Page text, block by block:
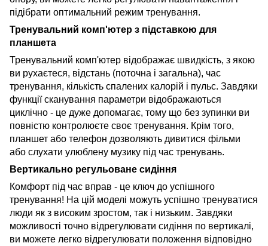
підібрати оптимальний режим тренування.
Тренувальний комп'ютер з підставкою для
планшета
Тренувальний комп'ютер відображає швидкість, з якою
ви рухаєтеся, відстань (поточна і загальна), час
тренування, кількість спалених калорій і пульс. Завдяки
функції сканування параметри відображаються
циклічно - це дуже допомагає, тому що без зупинки ви
повністю контролюєте своє тренування. Крім того,
планшет або телефон дозволяють дивитися фільми
або слухати улюблену музику під час тренувань.
Вертикально регульоване сидіння
Комфорт під час вправ - це ключ до успішного
тренування! На цій моделі можуть успішно тренуватися
люди як з високим зростом, так і низьким. Завдяки
можливості точно відрегулювати сидіння по вертикалі,
ви можете легко відрегулювати положення відповідно